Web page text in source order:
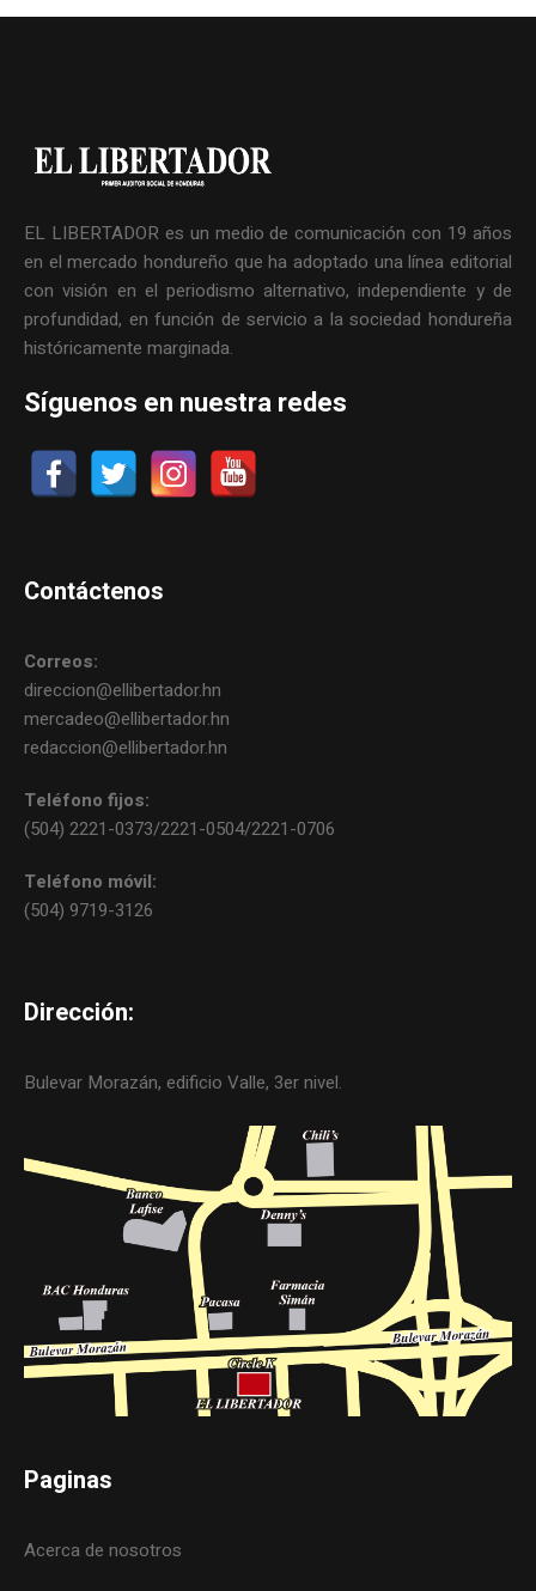
EL LIBERTADOR es un medio de comunicación con 19 años
en el mercado hondureño que ha adoptado una línea editorial
con visión en el periodismo alternativo, independiente y de
profundidad, en función de servicio a la sociedad hondureña
históricamente marginada.
Síguenos en nuestra redes
Contáctenos
Correos:
direccion@ellibertador.hn
mercadeo@ellibertador.hn
redaccion@ellibertador.hn
Teléfono fijos:
(504) 2221-0373/2221-0504/2221-0706
Teléfono móvil:
(504) 9719-3126
Dirección:
Bulevar Morazán, edificio Valle, 3er nivel.
Paginas
Acerca de nosotros